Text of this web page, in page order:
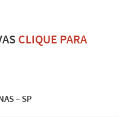
CLIQUE PARA
– SP